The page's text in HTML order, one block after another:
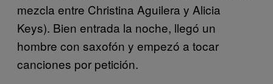
mezcla entre Christina Aguilera y Alicia
Keys). Bien entrada la noche, llegó un
hombre con saxofón y empezó a tocar
canciones por petición.